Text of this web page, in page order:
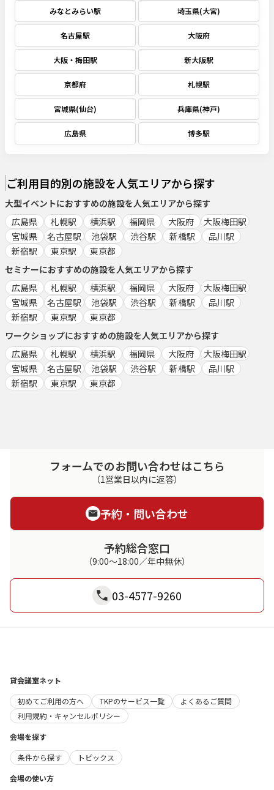
みなとみらい駅 埼玉県(大宮)
名古屋駅 大阪府
大阪・梅田駅 新大阪駅
京都府 札幌駅
宮城県(仙台) 兵庫県(神戸)
広島県 博多駅
ご利用目的別の施設を人気エリアから探す
大型イベントにおすすめの施設を人気エリアから探す
広島県
札幌駅 横浜駅 福岡県 大阪府
大阪梅田駅
宮城県
名古屋駅 池袋駅 渋谷駅 新橋駅
品川駅
新宿駅
東京駅
東京都
セミナーにおすすめの施設を人気エリアから探す
広島県
札幌駅 横浜駅 福岡県 大阪府
大阪梅田駅
宮城県
名古屋駅 池袋駅 渋谷駅 新橋駅
品川駅
新宿駅
東京駅
東京都
ワークショップにおすすめの施設を人気エリアから探す
広島県
札幌駅 横浜駅 福岡県 大阪府
大阪梅田駅
宮城県
名古屋駅 池袋駅 渋谷駅 新橋駅
品川駅
新宿駅
東京駅 東京都
フォームでのお問い合わせはこちら
（1営業日以内に返答）
予約・問い合わせ
予約総合窓口
（9:00～18:00／年中無休）
03-4577-9260
貸会議室ネット
初めてご利用の方へ
TKPのサービス一覧
よくあるご質問
利用規約・キャンセルポリシー
会場を探す
条件から探す
トピックス
会場の使い方